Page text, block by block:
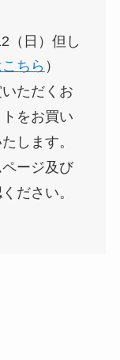
（日）但し
ちら ）
ただくお
をお買い
します。
ージ及び
ださい。